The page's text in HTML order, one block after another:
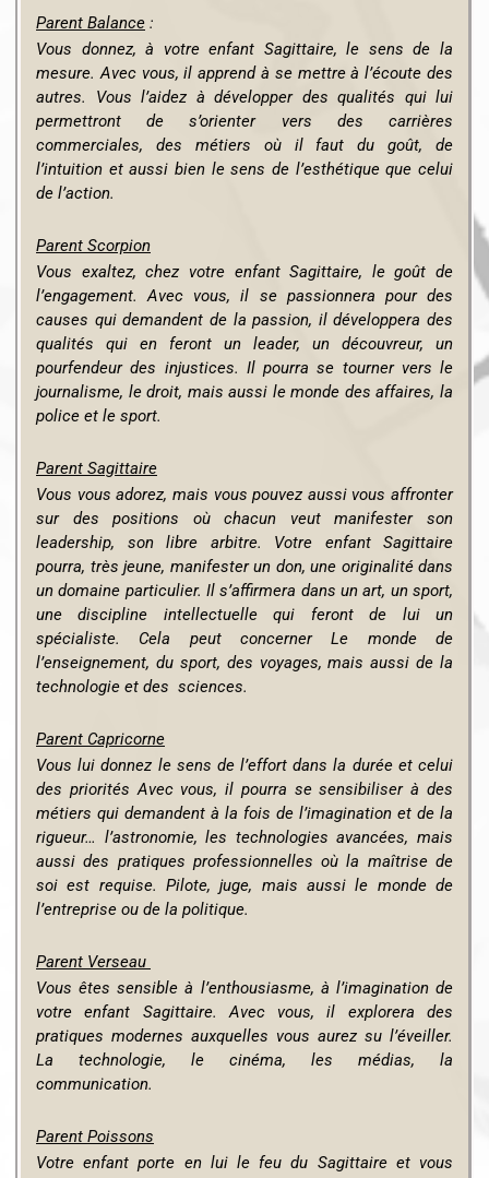
Parent Balance :
Vous donnez, à votre enfant Sagittaire, le sens de la
mesure. Avec vous, il apprend à se mettre à l’écoute des
autres. Vous l’aidez à développer des qualités qui lui
permettront de s’orienter vers des carrières
commerciales, des métiers où il faut du goût, de
l’intuition et aussi bien le sens de l’esthétique que celui
de l’action.
Parent Scorpion
Vous exaltez, chez votre enfant Sagittaire, le goût de
l’engagement. Avec vous, il se passionnera pour des
causes qui demandent de la passion, il développera des
qualités qui en feront un leader, un découvreur, un
pourfendeur des injustices. Il pourra se tourner vers le
journalisme, le droit, mais aussi le monde des affaires, la
police et le sport.
Parent Sagittaire
Vous vous adorez, mais vous pouvez aussi vous affronter
sur des positions où chacun veut manifester son
leadership, son libre arbitre. Votre enfant Sagittaire
pourra, très jeune, manifester un don, une originalité dans
un domaine particulier. Il s’affirmera dans un art, un sport,
une discipline intellectuelle qui feront de lui un
spécialiste. Cela peut concerner Le monde de
l’enseignement, du sport, des voyages, mais aussi de la
technologie et des sciences.
Parent Capricorne
Vous lui donnez le sens de l’effort dans la durée et celui
des prioritésAvec vous, il pourra se sensibiliser à des
métiers qui demandent à la fois de l’imagination et de la
rigueur… l’astronomie, les technologies avancées, mais
aussi des pratiques professionnelles où la maîtrise de
soi est requise. Pilote, juge, mais aussi le monde de
l’entreprise ou de la politique.
Parent Verseau
Vous êtes sensible à l’enthousiasme, à l’imagination de
votre enfant Sagittaire.Avec vous, il explorera des
pratiques modernes auxquelles vous aurez su l’éveiller.
La technologie, le cinéma, les médias, la
communication.
Parent Poissons
Votre enfant porte en lui le feu du Sagittaire et vous